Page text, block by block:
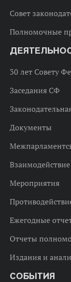
Совет
Полномочные
30 лет Совету
Заседания СФ
Документы
Мероприятия
Ежегодные
Отчеты
Издания и
СОБЫТИЯ